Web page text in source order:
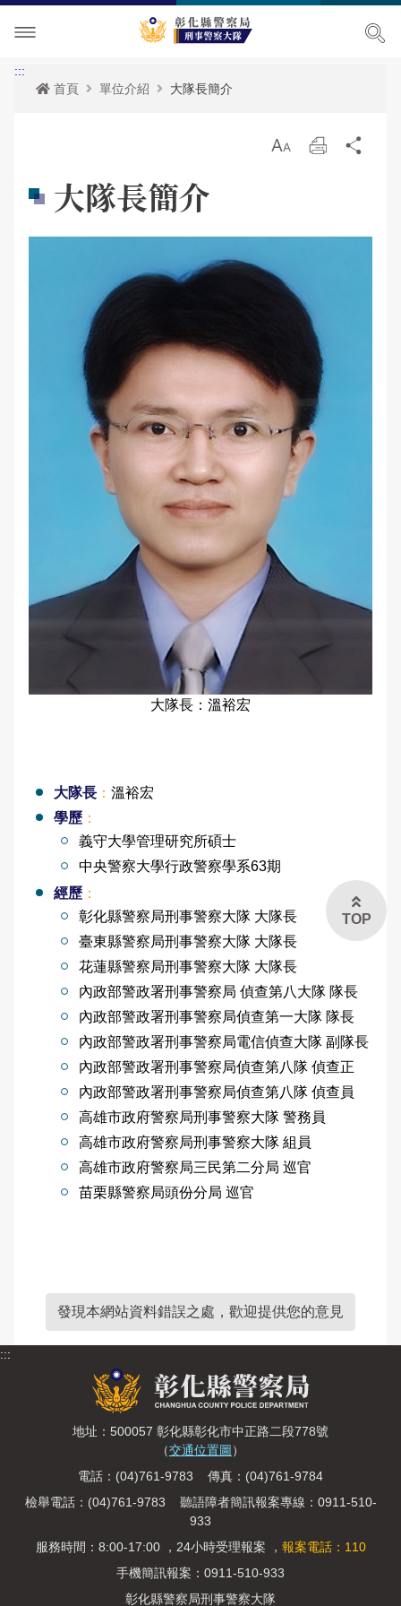
單位介紹
組織架構
活動訊息
RSS訊息中心
便民服務
申辦資訊
常見問答
民意廣場
警民交流留言板
影音多媒體
網站導覽
雙語詞彙
常見問答
English
:::
首頁
單位介紹 大隊長簡介
放 列
大隊長簡介
大隊長：溫裕宏
大隊長 ： 溫裕宏
學歷 ：
義守大學管理研究所碩士
中央警察大學行政警察學系63期
經歷 ：
彰化縣警察局刑事警察大隊 大隊長
臺東縣警察局刑事警察大隊 大隊長
花蓮縣警察局刑事警察大隊 大隊長
內政部警政署刑事警察局 偵查第八大隊 隊長
內政部警政署刑事警察局偵查第一大隊 隊長
內政部警政署刑事警察局電信偵查大隊 副隊長
內政部警政署刑事警察局偵查第八隊 偵查正
內政部警政署刑事警察局偵查第八隊 偵查員
高雄市政府警察局刑事警察大隊 警務員
高雄市政府警察局刑事警察大隊 組員
高雄市政府警察局三民第二分局 巡官
苗栗縣警察局頭份分局 巡官
發現本網站資料錯誤之處，歡迎提供您的意見
:::
地址：500057 彰化縣彰化市中正路二段778號
（交通位置圖 ）
電話：(04)761-9783 傳真：(04)761-9784
檢舉電話：(04)761-9783 聽語障者簡訊報案專線：0911-510-
933
服務時間：8:00-17:00 ，24小時受理報案 ， 報案電話：110
手機簡訊報案：0911-510-933
彰化縣警察局刑事警察大隊
TOP